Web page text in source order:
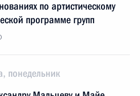
по артистическому
программе групп
понедельник